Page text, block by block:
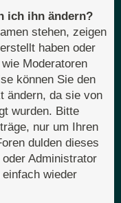
ich ihn ändern?
stehen, zeigen
haben oder
Moderatoren
können Sie den
ändern, da sie von
wurden. Bitte
nur um Ihren
dulden dieses
Administrator
wieder